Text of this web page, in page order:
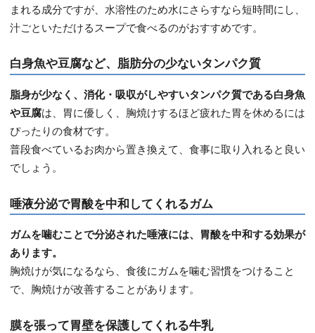
まれる成分ですが、水溶性のため水にさらすなら短時間にし、
汁ごといただけるスープで食べるのがおすすめです。
白身魚や豆腐など、脂肪分の少ないタンパク質
脂身が少なく、消化・吸収がしやすいタンパク質である白身魚
や豆腐は、胃に優しく、胸焼けするほど疲れた胃を休めるには
ぴったりの食材です。
普段食べているお肉から置き換えて、食事に取り入れると良い
でしょう。
唾液分泌で胃酸を中和してくれるガム
ガムを噛むことで分泌された唾液には、胃酸を中和する効果が
あります。
胸焼けが気になるなら、食後にガムを噛む習慣をつけること
で、胸焼けが改善することがあります。
膜を張って胃壁を保護してくれる牛乳